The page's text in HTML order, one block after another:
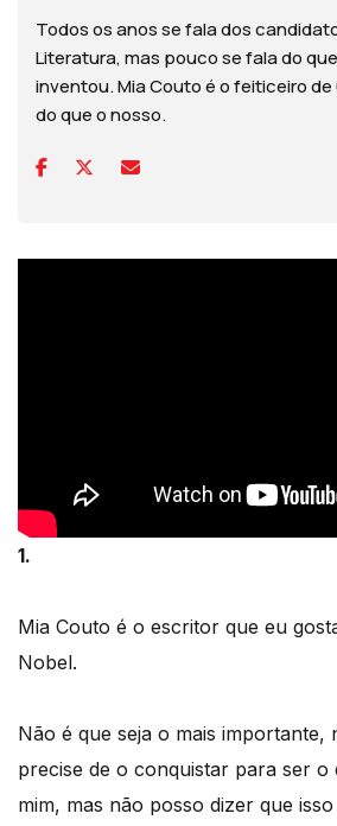
Todos os anos se fala dos
Literatura, mas pouco se fala do
inventou. Mia Couto é o feiticeiro
do que o nosso.
1.
Mia Couto é o escritor que eu
Nobel.
Não é que seja o mais importante,
precise de o conquistar para ser o
mim, mas não posso dizer que